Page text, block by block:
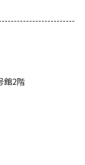
館2階